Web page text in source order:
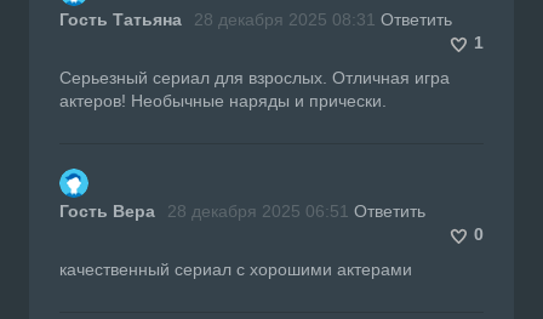
Гость Татьяна 28 декабря 2025 08:31 Ответить
1
Серьезный сериал для взрослых. Отличная игра
актеров! Необычные наряды и прически.
Гость Вера 28 декабря 2025 06:51 Ответить
0
качественный сериал с хорошими актерами